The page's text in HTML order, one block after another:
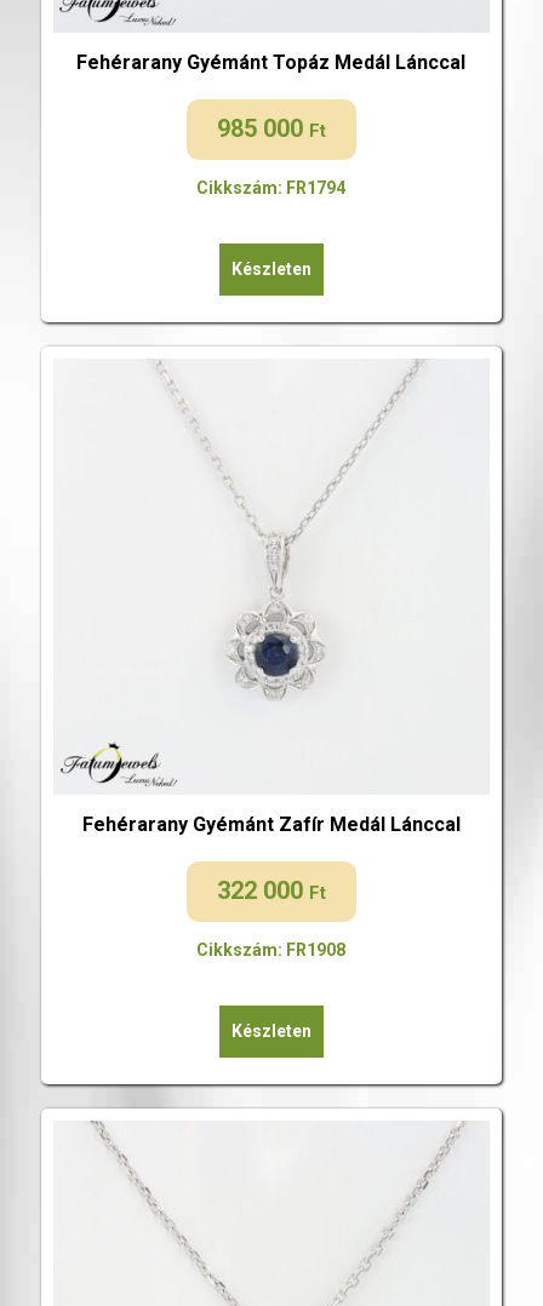
Fehérarany Gyémánt Topáz Medál Lánccal
985 000 Ft
Cikkszám: FR1794
Készleten
Fehérarany Gyémánt Zafír Medál Lánccal
322 000 Ft
Cikkszám: FR1908
Készleten